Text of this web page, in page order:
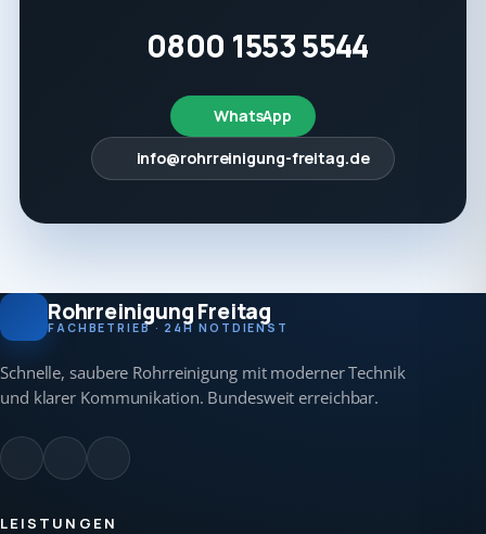
0800 1553 5544
WhatsApp
info@rohrreinigung-freitag.de
Rohrreinigung Freitag
FACHBETRIEB · 24H NOTDIENST
Schnelle, saubere Rohrreinigung mit moderner Technik
und klarer Kommunikation. Bundesweit erreichbar.
LEISTUNGEN